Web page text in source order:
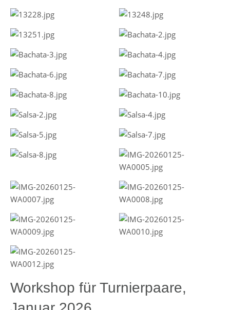
Workshop für Turnierpaare,